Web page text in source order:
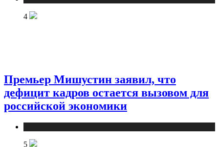
4
Премьер Мишустин заявил, что
дефицит кадров остается вызовом для
российской экономики
5